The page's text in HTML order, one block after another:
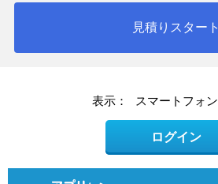
見積りスタート
表示： スマートフォン
ログイン